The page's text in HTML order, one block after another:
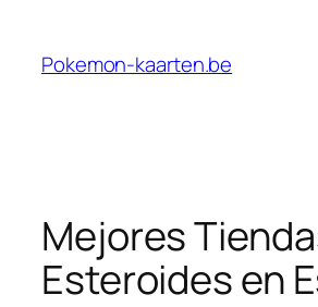
Pokemon-kaarten.be
Mejores
Esteroides en